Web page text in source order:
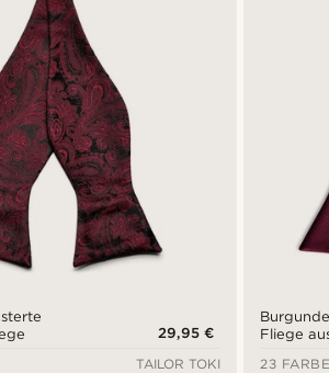
29,95 €
TAILOR TOKI
Fliege
23